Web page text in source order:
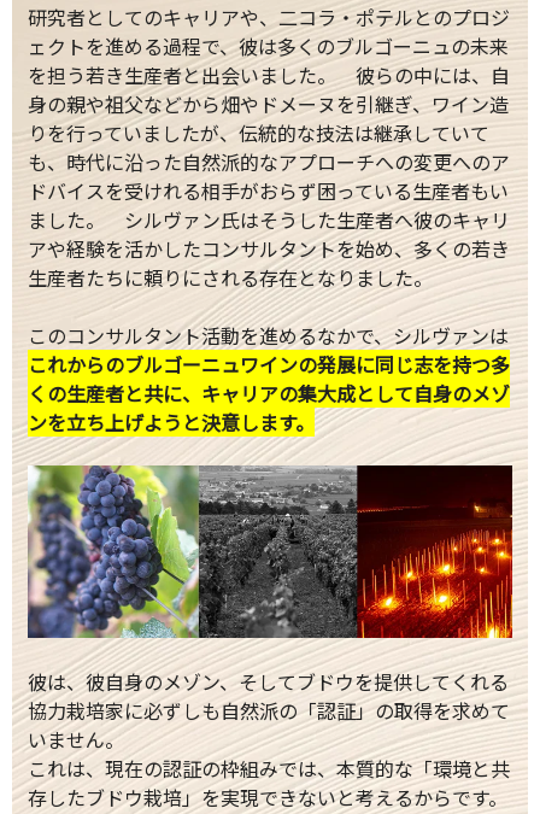
研究者としてのキャリアや、二コラ・ポテルとのプロジ
ェクトを進める過程で、彼は多くのブルゴーニュの未来
を担う若き生産者と出会いました。 彼らの中には、自
身の親や祖父などから畑やドメーヌを引継ぎ、ワイン造
りを行っていましたが、伝統的な技法は継承していて
も、時代に沿った自然派的なアプローチへの変更へのア
ドバイスを受けれる相手がおらず困っている生産者もい
ました。 シルヴァン氏はそうした生産者へ彼のキャリ
アや経験を活かしたコンサルタントを始め、多くの若き
生産者たちに頼りにされる存在となりました。
このコンサルタント活動を進めるなかで、シルヴァンは
これからのブルゴーニュワインの発展に同じ志を持つ多
くの生産者と共に、キャリアの集大成として自身のメゾ
ンを立ち上げようと決意します。
彼は、彼自身のメゾン、そしてブドウを提供してくれる
協力栽培家に必ずしも自然派の「認証」の取得を求めて
いません。
これは、現在の認証の枠組みでは、本質的な「環境と共
存したブドウ栽培」を実現できないと考えるからです。